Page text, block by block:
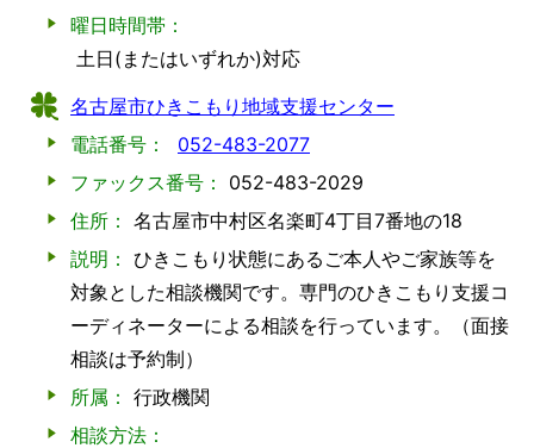
曜日時間帯：
土日(またはいずれか)対応
名古屋市ひきこもり地域支援センター
電話番号：
052-483-2077
ファックス番号：
052-483-2029
住所： 名古屋市中村区名楽町4丁目7番地の18
説明： ひきこもり状態にあるご本人やご家族等を
対象とした相談機関です。専門のひきこもり支援コ
ーディネーターによる相談を行っています。（面接
相談は予約制）
所属： 行政機関
相談方法：